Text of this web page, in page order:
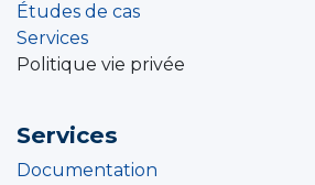
Études de cas
Services
Politique vie privée
Services
Documentation